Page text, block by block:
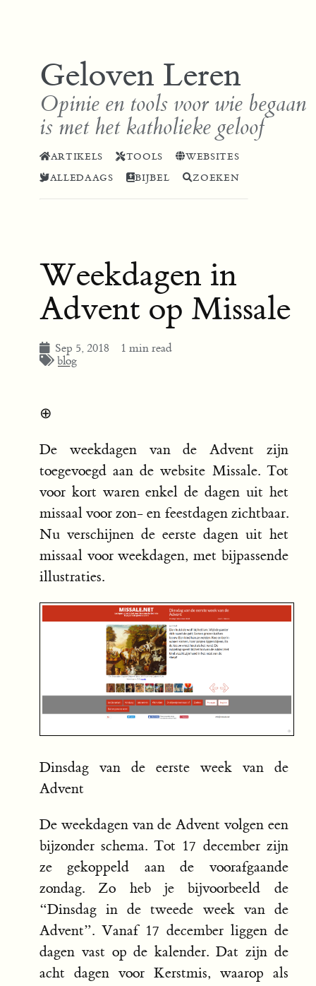
Geloven Leren
Opinie en tools voor wie begaan
is met het katholieke geloof
ARTIKELS TOOLS
WEBSITES
ALLEDAAGS
BIJBEL ZOEKEN
Weekdagen in
Advent op Missale
Sep 5, 2018
1 min read
blog
⊕
De weekdagen van de Advent zijn
toegevoegd aan de website Missale. Tot
voor kort waren enkel de dagen uit het
missaal voor zon- en feestdagen zichtbaar.
Nu verschijnen de eerste dagen uit het
missaal voor weekdagen, met bijpassende
illustraties.
Dinsdag van de eerste week van de
Advent
De weekdagen van de Advent volgen een
bijzonder schema. Tot 17 december zijn
ze gekoppeld aan de voorafgaande
zondag. Zo heb je bijvoorbeeld de
“Dinsdag in de tweede week van de
Advent”. Vanaf 17 december liggen de
dagen vast op de kalender. Dat zijn de
acht dagen voor Kerstmis, waarop als